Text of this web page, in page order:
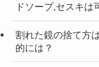
ドソープ,セスキは
割れた鏡の捨て方
的には？